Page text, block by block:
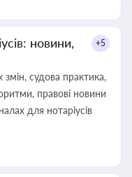
новини,
+5
судова практика,
правові новини
для нотаріусів